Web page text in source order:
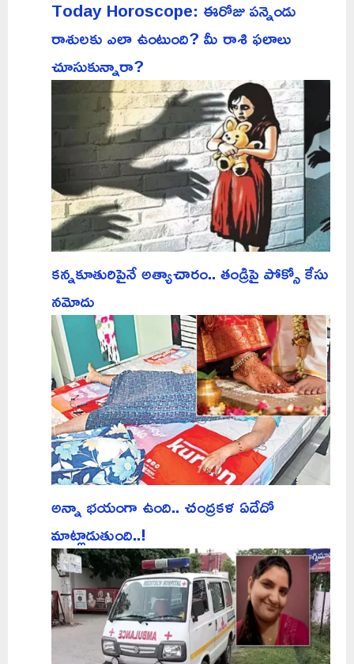
Today Horoscope: ఈరోజు పన్నెండు
రాశులకు ఎలా ఉంటుంది? మీ రాశి ఫలాలు
చూసుకున్నారా?
కన్నకూతురిపైనే అత్యాచారం.. తండ్రిపై పోక్సో కేసు
నమోదు
అన్నా భయంగా ఉంది.. చంద్రకళ ఏదేదో
మాట్లాడుతుంది..!